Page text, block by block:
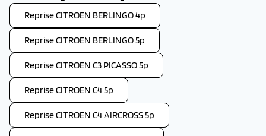
Reprise CITROEN BERLINGO 4p
Reprise CITROEN BERLINGO 5p
Reprise CITROEN C3 PICASSO 5p
Reprise CITROEN C4 5p
Reprise CITROEN C4 AIRCROSS 5p